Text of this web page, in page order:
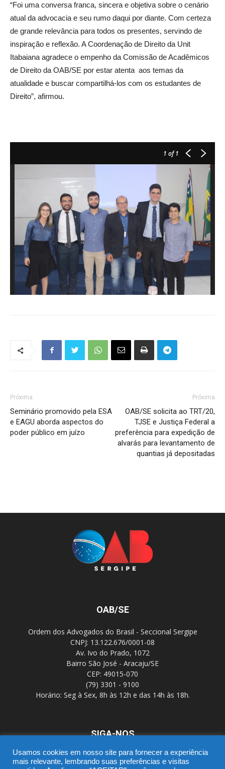
“Foi uma conversa franca, sincera e objetiva sobre o cenário
atual da advocacia e seu rumo daqui por diante. Com certeza
de grande relevância para todos os presentes, servindo de
inspiração e reflexão. A Coordenação de Direito da Unit
Itabaiana agradece o empenho da Comissão de Acadêmicos
de Direito da OAB/SE por estar atenta aos temas da
atualidade e buscar compartilhá-los com os estudantes de
Direito”, afirmou.
1 of 1
Próxima
Seminário promovido pela ESA
e EAGU aborda aspectos do
poder público em juízo
Próxima
OAB/SE solicita ao TRT/20,
TJSE e Justiça Federal a
preferência para expedição de
alvarás para levantamento de
quantias já depositadas
OAB/SE
Ordem dos Advogados do Brasil - Seccional Sergipe
CNPJ: 13.122.676/0001-08
Av. Ivo do Prado, 1072
Bairro São José - Aracaju/SE
CEP: 49015-070
(79) 3301 - 9100
Horário: Seg à Sex, 8h às 12h e das 14h às 18h.
SIGA-NOS
Usamos cookies em nosso site para fornecer a experiência
mais relevante, lembrando suas preferências e visitas